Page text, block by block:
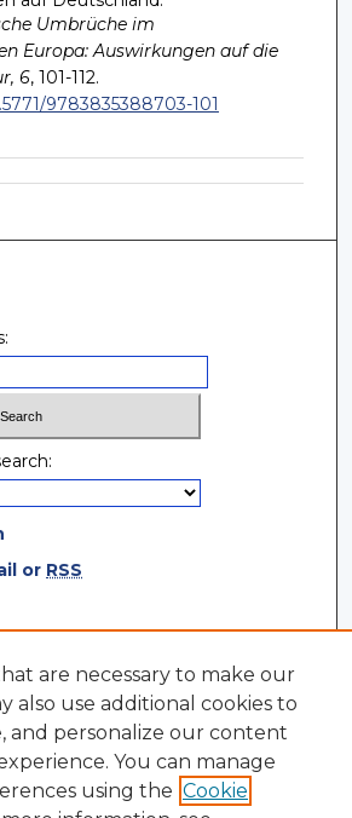
Umbrüche im
Europa: Auswirkungen auf die
6, 101-112.
9783835388703-101
or RSS
are necessary to make our
also use additional cookies to
and personalize our content
You can manage
using the Cookie